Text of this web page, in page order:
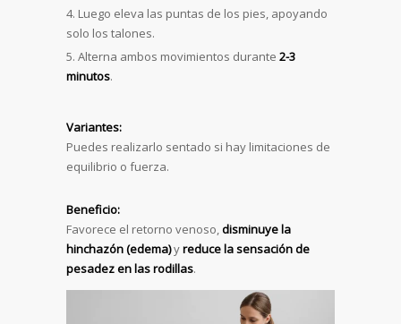
Luego eleva las puntas de los pies, apoyando
solo los talones.
Alterna ambos movimientos durante 2-3
minutos.
Variantes:
Puedes realizarlo sentado si hay limitaciones de
equilibrio o fuerza.
Beneficio:
Favorece el retorno venoso,disminuye la
hinchazón (edema)yreduce la sensación de
pesadez en las rodillas.